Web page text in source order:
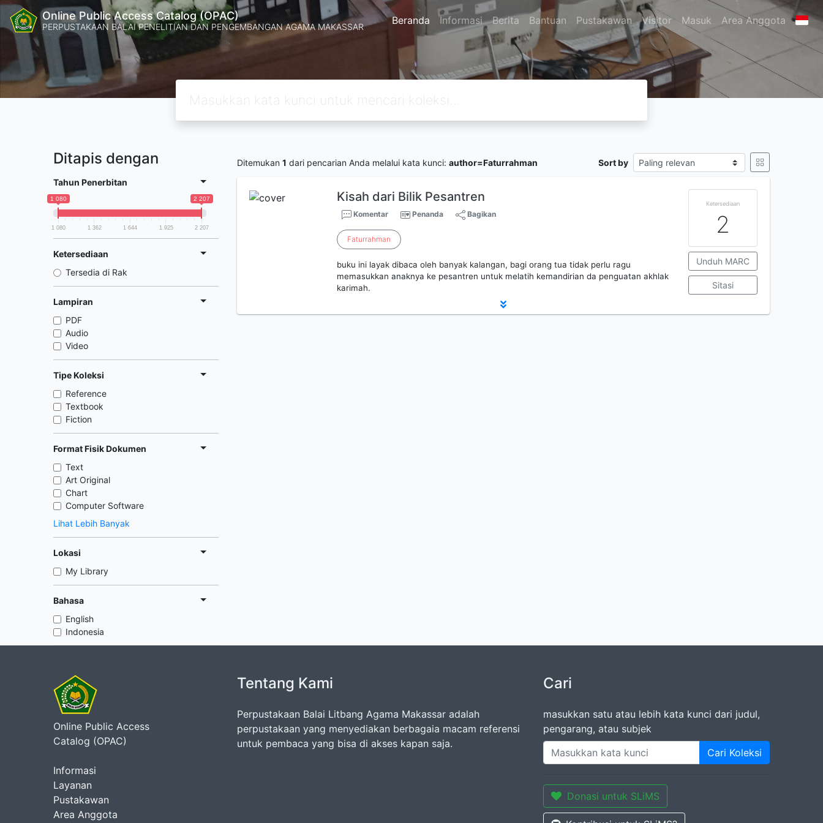
Online Public Access Catalog (OPAC)
PERPUSTAKAAN BALAI PENELITIAN DAN PENGEMBANGAN AGAMA MAKASSAR Beranda Informasi Berita Bantuan Pustakawan Visitor Masuk Area Anggota
Ditapis dengan
Tahun Penerbitan
1 080 2 207
1 080 1 362 1 644 1 925 2 207
Ketersediaan
Tersedia di Rak
Lampiran
PDF
Audio
Video
Tipe Koleksi
Reference
Textbook
Fiction
Format Fisik Dokumen
Text
Art Original
Chart
Computer Software
Lihat Lebih Banyak
Lokasi
My Library
Bahasa
English
Indonesia
Ditemukan 1 dari pencarian Anda melalui kata kunci: author=Faturrahman Sort by
Kisah dari Bilik Pesantren
Komentar Penanda Bagikan
Faturrahman
buku ini layak dibaca oleh banyak kalangan, bagi orang tua tidak perlu ragu
memasukkan anaknya ke pesantren untuk melatih kemandirian da penguatan akhlak
karimah.
Ketersediaan
2
Unduh MARC
Sitasi
Online Public Access
Catalog (OPAC)
Informasi
Layanan
Pustakawan
Area Anggota
Tentang Kami
Perpustakaan Balai Litbang Agama Makassar adalah
perpustakaan yang menyediakan berbagaia macam referensi
untuk pembaca yang bisa di akses kapan saja.
Cari
masukkan satu atau lebih kata kunci dari judul,
pengarang, atau subjek
Cari Koleksi
Donasi untuk SLiMS